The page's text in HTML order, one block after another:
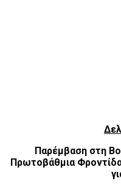
Παρέμβαση στη
Πρωτοβάθμια Φροντίδα